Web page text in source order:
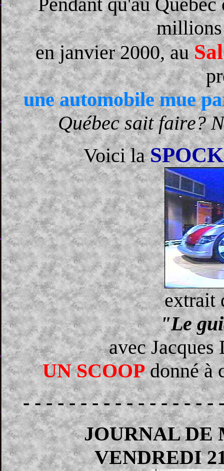
millions
en janvier 2000, au
une automobile mue
Québec sait faire?
Voici la
extrait
"Le
avec
UN SCOOPdonné à
- - - - - - - - - - - - - - - - -
JOURNALDE
VENDREDI